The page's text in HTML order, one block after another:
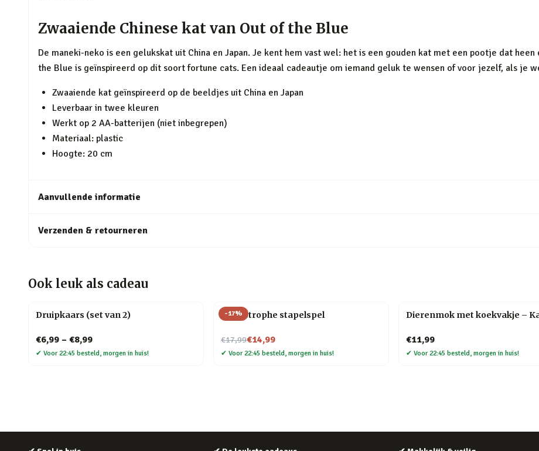
Zwaaiende Chinese kat van Out of the Blue
De maneki-neko is een gelukskat uit China en Japan. Je kent hem vast wel: het is een gouden kat met een pootje dat
the Blue is geïnspireerd op dit soort fortune cats. Een ideaal cadeautje om iemand geluk te wensen of voor jezelf, als je
Zwaaiende kat geïnspireerd op de beeldjes uit China en Japan
Leverbaar in twee kleuren
Werkt op 2 AA-batterijen (niet inbegrepen)
Materiaal: plastic
Hoogte: 20 cm
Aanvullende informatie
Verzenden & retourneren
Ook leuk als cadeau
Druipkaars (set van 2)
€6,99 – €8,99
✔ Voor 22:45 besteld, morgen in huis!
-17%
Cat-astrophe stapelspel
€17,99
Nu voor€14,99
✔ Voor 22:45 besteld, morgen in huis!
Dierenmok met koekvakje –
€11,99
✔ Voor 22:45 besteld, morgen in huis!